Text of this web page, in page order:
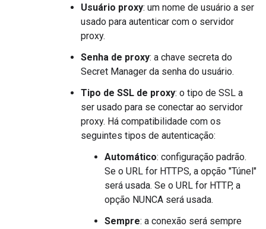
Usuário proxy: um nome de usuário a ser
usado para autenticar com o servidor
proxy.
Senha de proxy: a chave secreta do
Secret Manager da senha do usuário.
Tipo de SSL de proxy: o tipo de SSL a
ser usado para se conectar ao servidor
proxy. Há compatibilidade com os
seguintes tipos de autenticação:
Automático: configuração padrão.
Se o URL for HTTPS, a opção "Túnel"
será usada. Se o URL for HTTP, a
opção NUNCA será usada.
Sempre: a conexão será sempre